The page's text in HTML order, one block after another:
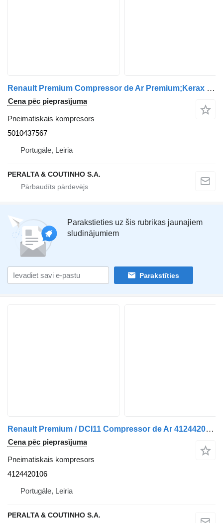
Renault Premium Compressor de Ar Premium;Kerax 5010437567 pneimatiskais kompresors paredzēts Renault kravas automašīnas
Cena pēc pieprasījuma
Pneimatiskais kompresors
5010437567
Portugāle, Leiria
PERALTA & COUTINHO S.A.
Parakstieties uz šis rubrikas jaunajiem
sludinājumiem
Parakstīties
Renault Premium / DCI11 Compressor de Ar 4124420106 pneimatiskais kompresors paredzēts Renault kravas automašīnas
Cena pēc pieprasījuma
Pneimatiskais kompresors
4124420106
Portugāle, Leiria
PERALTA & COUTINHO S.A.